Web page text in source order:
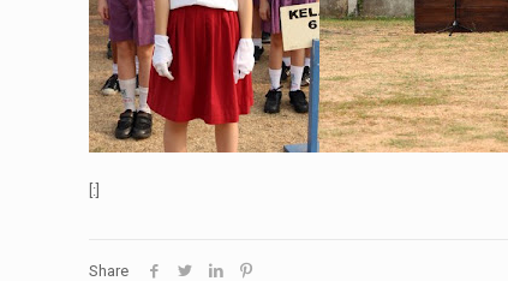
[:]
Share